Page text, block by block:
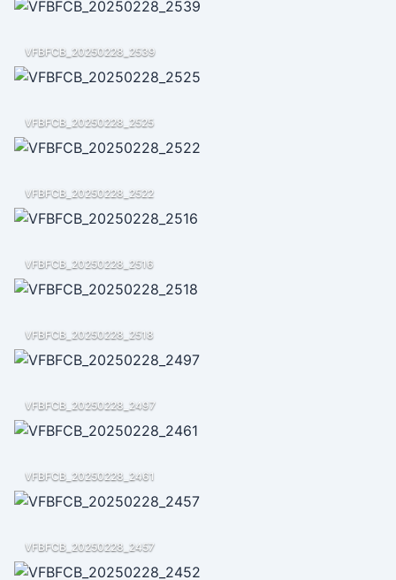
VFBFCB_20250228_2539
VFBFCB_20250228_2525
VFBFCB_20250228_2522
VFBFCB_20250228_2516
VFBFCB_20250228_2518
VFBFCB_20250228_2497
VFBFCB_20250228_2461
VFBFCB_20250228_2457